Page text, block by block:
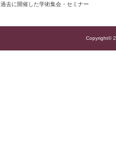
過去に開催した学術集会・セミナー
Copyright©